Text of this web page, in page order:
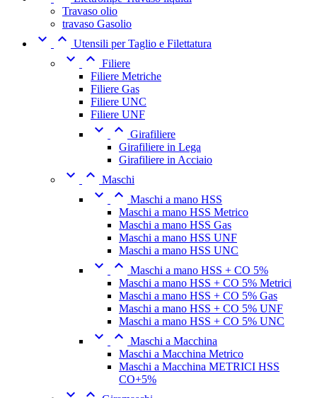
Travaso olio
travaso Gasolio
  Utensili per Taglio e Filettatura
  Filiere
Filiere Metriche
Filiere Gas
Filiere UNC
Filiere UNF
  Girafiliere
Girafiliere in Lega
Girafiliere in Acciaio
  Maschi
  Maschi a mano HSS
Maschi a mano HSS Metrico
Maschi a mano HSS Gas
Maschi a mano HSS UNF
Maschi a mano HSS UNC
  Maschi a mano HSS + CO 5%
Maschi a mano HSS + CO 5% Metrici
Maschi a mano HSS + CO 5% Gas
Maschi a mano HSS + CO 5% UNF
Maschi a mano HSS + CO 5% UNC
  Maschi a Macchina
Maschi a Macchina Metrico
Maschi a Macchina METRICI HSS
CO+5%
 